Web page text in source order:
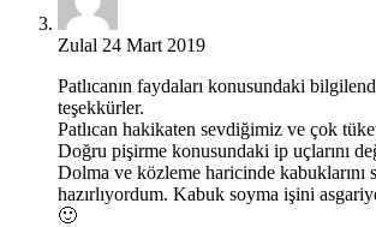
Zulal 24 Mart 2019
Patlıcanın faydaları konusundaki
teşekkürler.
Patlıcan hakikaten sevdiğimiz ve çok
Doğru pişirme konusundaki ip uçlarını
Dolma ve közleme haricinde kabuklarını
hazırlıyordum. Kabuk soyma işini
🙂